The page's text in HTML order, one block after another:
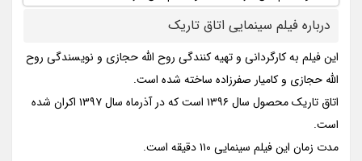
درباره فیلم سینمایی اتاق تاریک
این فیلم به کارگردانی و تهیه کنندگی روح الله حجازی و نویسندگی روح
الله حجازی و کامیار صفرزاده ساخته شده است.
اتاق تاریک محصول سال ۱۳۹۶ است که در آذرماه سال ۱۳۹۷ اکران شده
است.
مدت زمان این فیلم سینمایی ۱۱۰ دقیقه است.